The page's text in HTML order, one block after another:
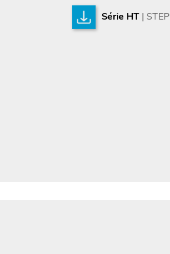
Série HT| STEP